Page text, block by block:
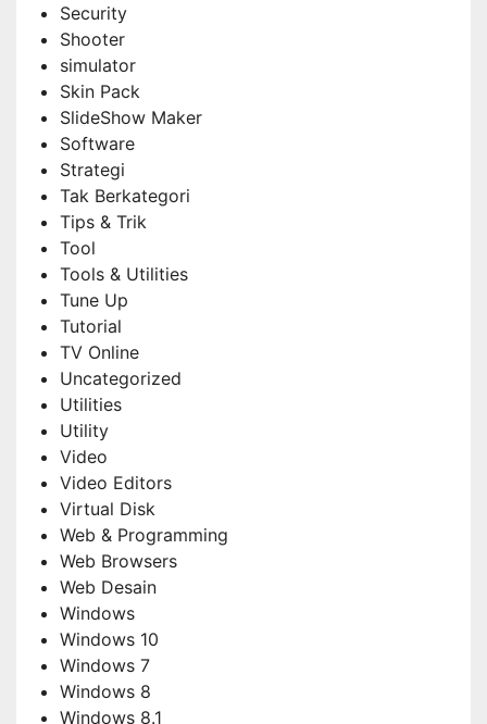
Security
Shooter
simulator
Skin Pack
SlideShow Maker
Software
Strategi
Tak Berkategori
Tips & Trik
Tool
Tools & Utilities
Tune Up
Tutorial
TV Online
Uncategorized
Utilities
Utility
Video
Video Editors
Virtual Disk
Web & Programming
Web Browsers
Web Desain
Windows
Windows 10
Windows 7
Windows 8
Windows 8.1